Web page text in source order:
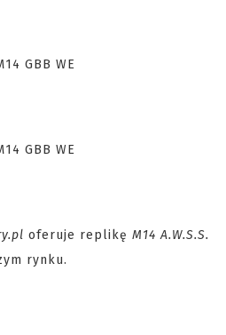
oferuje replikę M14 A.W.S.S.
rynku.